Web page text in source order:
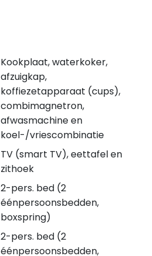
Kookplaat, waterkoker,
afzuigkap,
koffiezetapparaat (cups),
combimagnetron,
afwasmachine en
koel-/vriescombinatie
TV (smart TV), eettafel en
zithoek
2-pers. bed (2
éénpersoonsbedden,
boxspring)
2-pers. bed (2
éénpersoonsbedden,